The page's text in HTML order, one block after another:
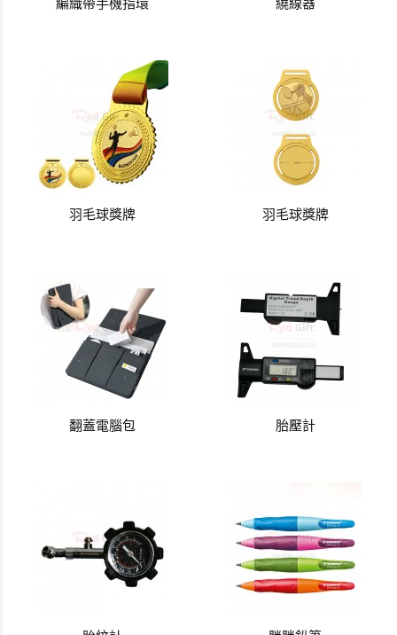
羽毛球獎牌 羽毛球獎牌
翻蓋電腦包 胎壓計